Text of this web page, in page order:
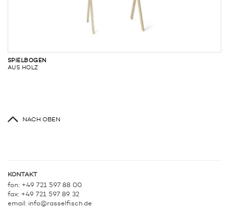
SPIELBOGEN
AUS HOLZ
NACH OBEN
KONTAKT
fon: +49 721 597 88 00
fax: +49 721 597 89 32
email: info@rasselfisch.de